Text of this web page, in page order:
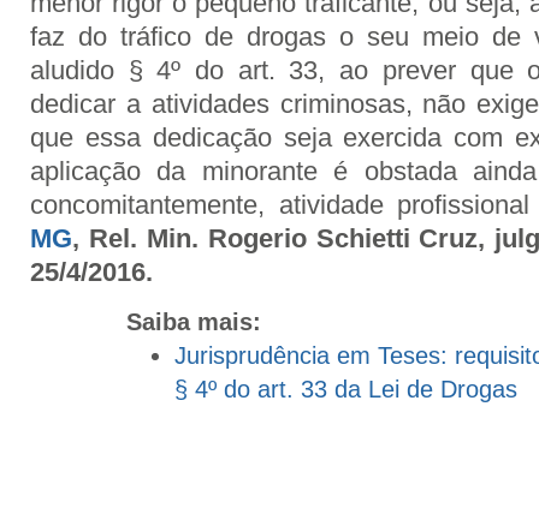
faz do tráfico de drogas o seu meio de
aludido § 4º do art. 33, ao prever que
dedicar a atividades criminosas, não
que essa dedicação seja exercida com
aplicação da minorante é obstada
concomitantemente, atividade
MG, Rel. Min. Rogerio Schietti Cruz,
25/4/2016.
Saiba mais:
Jurisprudência em Teses:
§ 4º do art. 33 da Lei de Drogas